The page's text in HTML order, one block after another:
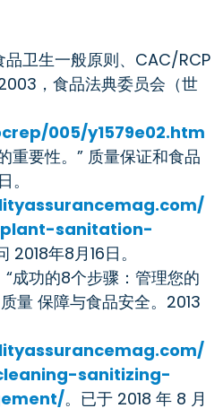
品卫生一般原则、CAC/RCP
，食品法典委员会（世
005/y1579e02.htm
重要性。” 质量保证和食品
sanitation-
2018年8月16日。
成功的8个步骤：管理您的
量 保障与食品安全。2013
sanitizing-
。已于 2018 年 8 月